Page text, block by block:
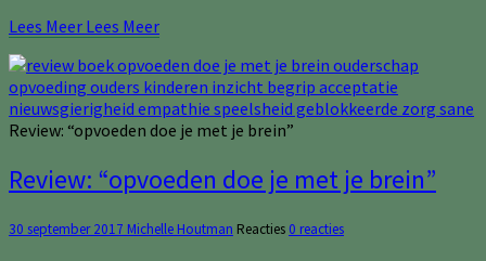
Lees Meer Lees Meer
Review: “opvoeden doe je met je brein”
Review: “opvoeden doe je met je brein”
30 september 2017 Michelle Houtman Reacties 0 reacties